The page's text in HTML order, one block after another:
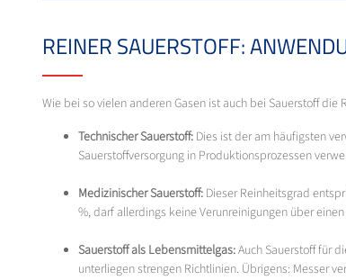
REINER SAUERSTOFF:
Wie bei so vielen anderen Gasen ist auch bei Sauerstoff
Technischer Sauerstoff: Dies ist der am häufigsten
Sauerstoffversorgung in Produktionsprozessen
Medizinischer Sauerstoff: Dieser Reinheitsgrad
%, darf allerdings keine Verunreinigungen über
Sauerstoff als Lebensmittelgas:Auch Sauerstoff für
unterliegen strengen Richtlinien. Übrigens: Messer